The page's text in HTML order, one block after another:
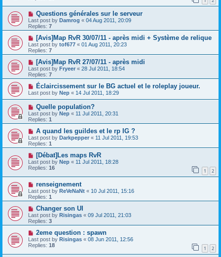
Questions générales sur le serveur
Last post by Damrog « 04 Aug 2011, 20:09
Replies: 7
[Avis]Map RvR 30/07/11 - après midi + Système de relique
Last post by tof677 « 01 Aug 2011, 20:23
Replies: 7
[Avis]Map RvR 27/07/11 - après midi
Last post by Fryeer « 28 Jul 2011, 18:54
Replies: 7
Éclaircissement sur le BG actuel et le roleplay joueur.
Last post by Nep « 14 Jul 2011, 18:29
Quelle population?
Last post by Nep « 11 Jul 2011, 20:31
Replies: 1
A quand les guildes et le rp IG ?
Last post by Darkpepper « 11 Jul 2011, 19:53
Replies: 1
[Débat]Les maps RvR
Last post by Nep « 11 Jul 2011, 18:28
Replies: 16 1 2
renseignement
Last post by ReVeNaNt « 10 Jul 2011, 15:16
Replies: 1
Changer son UI
Last post by Risingas « 09 Jul 2011, 21:03
Replies: 3
2eme question : spawn
Last post by Risingas « 08 Jun 2011, 12:56
Replies: 18 1 2